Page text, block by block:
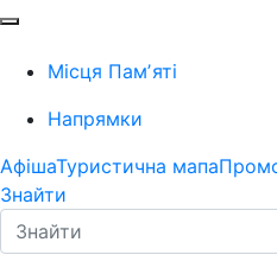
Місця Памʼяті
Напрямки
АфішаТуристична мапа
Знайти